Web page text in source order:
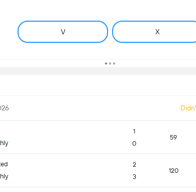
V X
1
0
59
2
3
120